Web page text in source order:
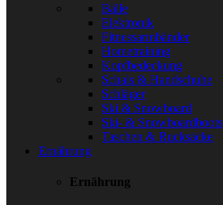
Bälle
Elektronik
Fitnessarmbänder
Hometraining
Kopfbedeckung
Schals & Handschuhe
Schläger
Ski & Snowboard
Ski- & Snowboardboots
Taschen & Rucksäcke
Ernährung
Ernährung